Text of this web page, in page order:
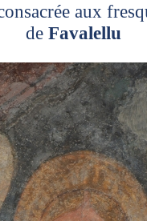
aux
de Favalellu